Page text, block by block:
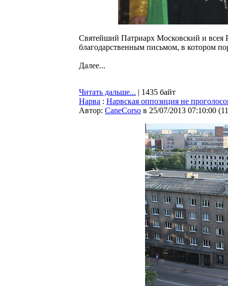
Святейший Патриарх Московский и всея
благодарственным письмом, в котором
Далее...
Читать дальше... | 1435 байт
Нарва : Нарвская оппозиция не
Автор: CaneCorso в 25/07/2013 07:10:00 (